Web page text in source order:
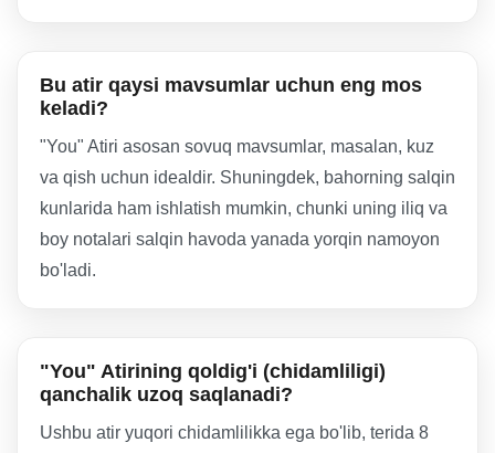
Bu atir qaysi mavsumlar uchun eng mos
keladi?
"You" Atiri asosan sovuq mavsumlar, masalan, kuz
va qish uchun idealdir. Shuningdek, bahorning salqin
kunlarida ham ishlatish mumkin, chunki uning iliq va
boy notalari salqin havoda yanada yorqin namoyon
bo'ladi.
"You" Atirining qoldig'i (chidamliligi)
qanchalik uzoq saqlanadi?
Ushbu atir yuqori chidamlilikka ega bo'lib, terida 8